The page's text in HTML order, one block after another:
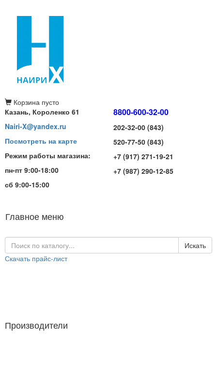
Корзина пусто
Казань, Короленко 61
Nairi-X@yandex.ru
Посмотреть на карте
Режим работы магазина:
пн-пт 9:00-18:00
сб 9:00-15:00
8800-600-32-00
202-32-00 (843)
520-77-50 (843)
+7 (917) 271-19-21
+7 (987) 290-12-85
Главное меню
Искать
Скачать прайс-лист
Производители